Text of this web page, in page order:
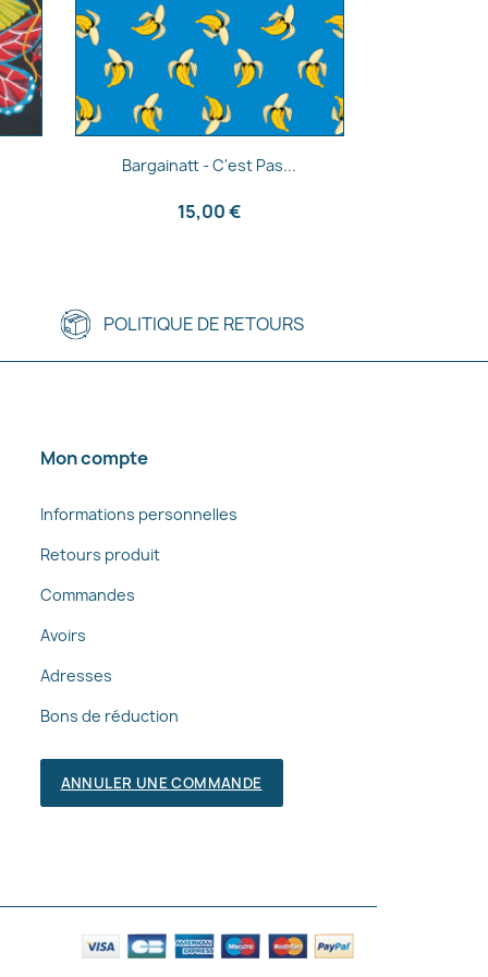
Aperçu rapide
Bargainatt - C'est Pas...
15,00 €
POLITIQUE DE RETOURS
Mon compte
Informations personnelles
Retours produit
Commandes
Avoirs
Adresses
Bons de réduction
ANNULER UNE COMMANDE